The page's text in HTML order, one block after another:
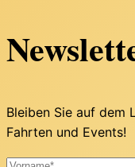
Bleiben Sie auf dem
Fahrten und Events!